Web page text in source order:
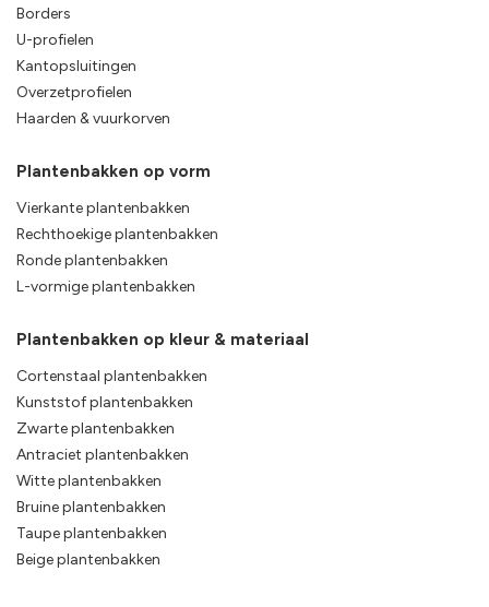
Borders
U-profielen
Kantopsluitingen
Overzetprofielen
Haarden & vuurkorven
Plantenbakken op vorm
Vierkante plantenbakken
Rechthoekige plantenbakken
Ronde plantenbakken
L-vormige plantenbakken
Plantenbakken op kleur & materiaal
Cortenstaal plantenbakken
Kunststof plantenbakken
Zwarte plantenbakken
Antraciet plantenbakken
Witte plantenbakken
Bruine plantenbakken
Taupe plantenbakken
Beige plantenbakken